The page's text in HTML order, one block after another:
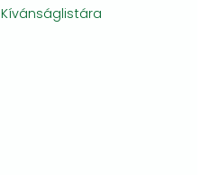
Kívánságlistára